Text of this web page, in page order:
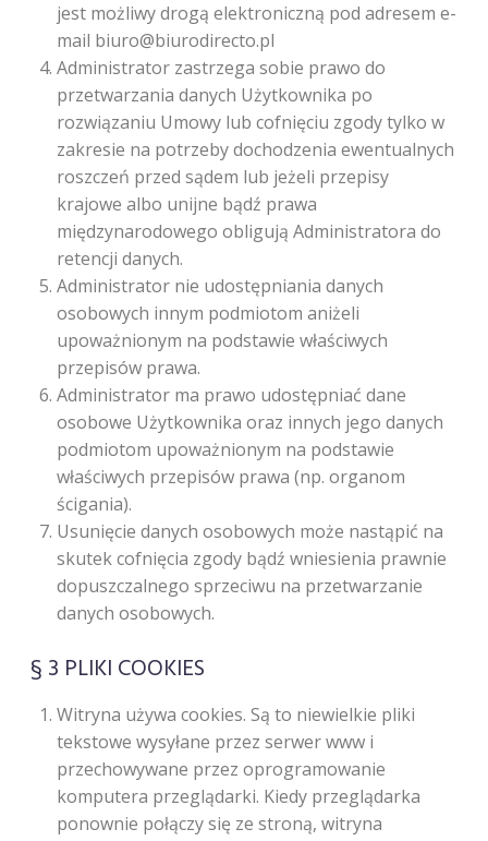
jest możliwy drogą elektroniczną pod adresem e-
mail biuro@biurodirecto.pl
Administrator zastrzega sobie prawo do
przetwarzania danych Użytkownika po
rozwiązaniu Umowy lub cofnięciu zgody tylko w
zakresie na potrzeby dochodzenia ewentualnych
roszczeń przed sądem lub jeżeli przepisy
krajowe albo unijne bądź prawa
międzynarodowego obligują Administratora do
retencji danych.
Administrator nie udostępniania danych
osobowych innym podmiotom aniżeli
upoważnionym na podstawie właściwych
przepisów prawa.
Administrator ma prawo udostępniać dane
osobowe Użytkownika oraz innych jego danych
podmiotom upoważnionym na podstawie
właściwych przepisów prawa (np. organom
ścigania).
Usunięcie danych osobowych może nastąpić na
skutek cofnięcia zgody bądź wniesienia prawnie
dopuszczalnego sprzeciwu na przetwarzanie
danych osobowych.
§ 3 PLIKI COOKIES
Witryna używa cookies. Są to niewielkie pliki
tekstowe wysyłane przez serwer www i
przechowywane przez oprogramowanie
komputera przeglądarki. Kiedy przeglądarka
ponownie połączy się ze stroną, witryna